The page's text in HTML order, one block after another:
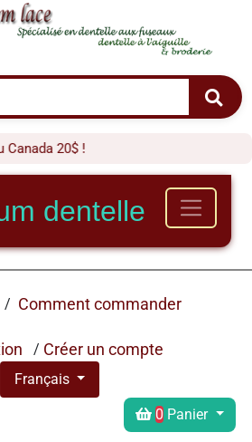
20$ !
dentelle
/ Comment commander
/ Créer un compte
Français
0 Panier